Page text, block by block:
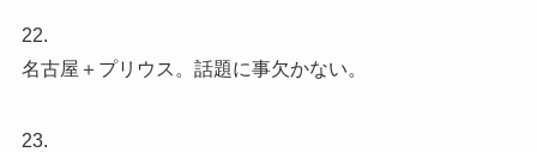
22.
名古屋＋プリウス。話題に事欠かない。
23.